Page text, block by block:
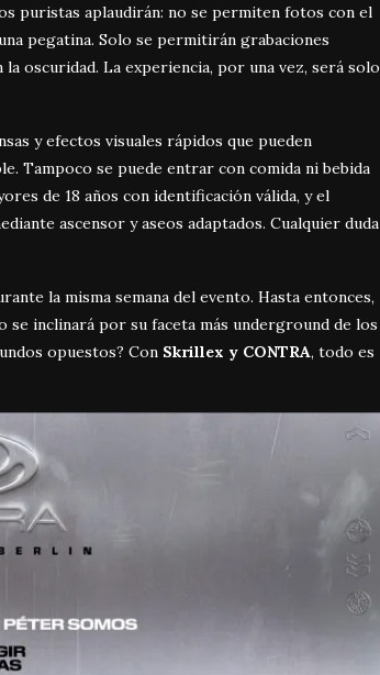
puristas aplaudirán: no se permiten fotos con el
pegatina. Solo se permitirán grabaciones
oscuridad. La experiencia, por una vez, será solo
y efectos visuales rápidos que pueden
Tampoco se puede entrar con comida ni bebida
de 18 años con identificación válida, y el
ascensor y aseos adaptados. Cualquier duda
la misma semana del evento. Hasta entonces,
se inclinará por su faceta más underground de los
opuestos? Con Skrillex y CONTRA, todo es